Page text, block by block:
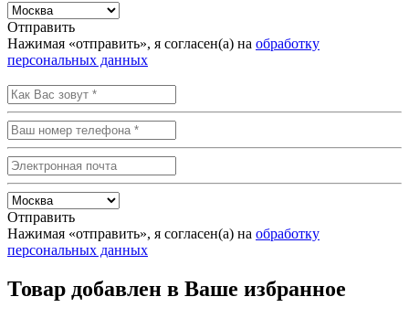
Отправить
Нажимая «отправить», я согласен(а) на обработку
персональных данных
Отправить
Нажимая «отправить», я согласен(а) на обработку
персональных данных
Товар добавлен в Ваше избранное